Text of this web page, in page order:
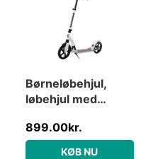
Børneløbehjul,
løbehjul med
sammenklappelig
og højdejusterbar,
899.00kr.
KØB NU